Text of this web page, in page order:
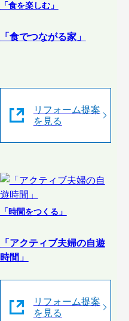
「食を楽しむ」
「食でつながる家」
リフォーム提案
を見る
「時間をつくる」
「アクティブ夫婦の自遊
時間」
リフォーム提案
を見る